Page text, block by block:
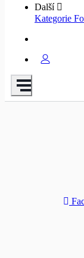
Další
Kategorie